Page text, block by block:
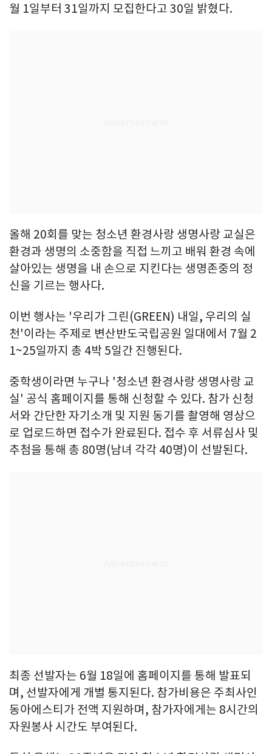
월 1일부터 31일까지 모집한다고 30일 밝혔다.
올해 20회를 맞는 청소년 환경사랑 생명사랑 교실은
환경과 생명의 소중함을 직접 느끼고 배워 환경 속에
살아있는 생명을 내 손으로 지킨다는 생명존중의 정
신을 기르는 행사다.
이번 행사는 '우리가 그린(GREEN) 내일, 우리의 실
천'이라는 주제로 변산반도국립공원 일대에서 7월 2
1~25일까지 총 4박 5일간 진행된다.
중학생이라면 누구나 '청소년 환경사랑 생명사랑 교
실' 공식 홈페이지를 통해 신청할 수 있다. 참가 신청
서와 간단한 자기소개 및 지원 동기를 촬영해 영상으
로 업로드하면 접수가 완료된다. 접수 후 서류심사 및
추첨을 통해 총 80명(남녀 각각 40명)이 선발된다.
최종 선발자는 6월 18일에 홈페이지를 통해 발표되
며, 선발자에게 개별 통지된다. 참가비용은 주최사인
동아에스티가 전액 지원하며, 참가자에게는 8시간의
자원봉사 시간도 부여된다.